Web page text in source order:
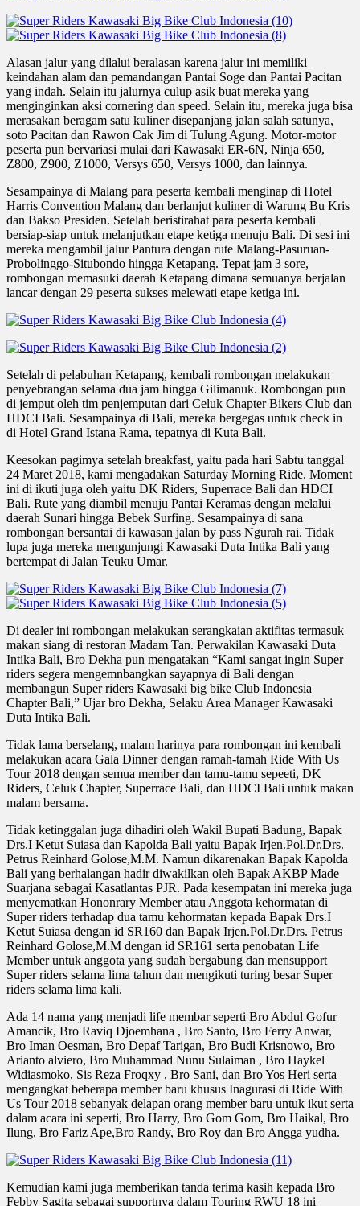
Alasan jalur yang dilalui beralasan karena jalur ini memiliki
keindahan alam dan pemandangan Pantai Soge dan Pantai Pacitan
yang indah. Selain itu jalurnya culup asik buat mereka yang
menginginkan aksi cornering dan speed. Selain itu, mereka juga bisa
merasakan beragam satu kuliner disepanjang jalan salah satunya,
soto Pacitan dan Rawon Cak Jim di Tulung Agung. Motor-motor
peserta pun bervariasi mulai dari Kawasaki ER-6N, Ninja 650,
Z800, Z900, Z1000, Versys 650, Versys 1000, dan lainnya.
Sesampainya di Malang para peserta kembali menginap di Hotel
Harris Convention Malang dan berlanjut kuliner di Warung Bu Kris
dan Bakso Presiden. Setelah beristirahat para peserta kembali
bersiap-siap untuk melanjutkan etape ketiga menuju Bali. Di sesi ini
mereka mengambil jalur Pantura dengan rute Malang-Pasuruan-
Probolinggo-Situbondo hingga Ketapang. Tepat jam 3 sore,
rombongan memasuki daerah Ketapang dimana semuanya berjalan
lancar dengan 29 peserta sukses melewati etape ketiga ini.
Setelah di pelabuhan Ketapang, kembali rombongan melakukan
penyebrangan selama dua jam hingga Gilimanuk. Rombongan pun
di jemput oleh tim penjemputan dari Celuk Chapter Bikers Club dan
HDCI Bali. Sesampainya di Bali, mereka bergegas untuk check in
di Hotel Grand Istana Rama, tepatnya di Kuta Bali.
Keesokan pagimya setelah breakfast, yaitu pada hari Sabtu tanggal
24 Maret 2018, kami mengadakan Saturday Morning Ride. Moment
ini di ikuti juga oleh yaitu DK Riders, Superrace Bali dan HDCI
Bali. Rute yang diambil menuju Pantai Keramas dengan melalui
daerah Sunari hingga Bebek Surfing. Sesampainya di sana
rombongan bersantai di kawasan jalan by pass Ngurah rai. Tidak
lupa juga mereka mengunjungi Kawasaki Duta Intika Bali yang
bertempat di Jalan Teuku Umar.
Di dealer ini rombongan melakukan serangkaian aktifitas termasuk
makan siang di restoran Madam Tan. Perwakilan Kawasaki Duta
Intika Bali, Bro Dekha pun mengatakan “Kami sangat ingin Super
riders segera mengemnbangkan sayapnya di Bali dengan
membangun Super riders Kawasaki big bike Club Indonesia
Chapter Bali,” Ujar bro Dekha, Selaku Area Manager Kawasaki
Duta Intika Bali.
Tidak lama berselang, malam harinya para rombongan ini kembali
melakukan acara Gala Dinner dengan ramah-tamah Ride With Us
Tour 2018 dengan semua member dan tamu-tamu sepeeti, DK
Riders, Celuk Chapter, Superrace Bali, dan HDCI Bali untuk makan
malam bersama.
Tidak ketinggalan juga dihadiri oleh Wakil Bupati Badung, Bapak
Drs.I Ketut Suiasa dan Kapolda Bali yaitu Bapak Irjen.Pol.Dr.Drs.
Petrus Reinhard Golose,M.M. Namun dikarenakan Bapak Kapolda
Bali yang berhalangan hadir diwakilkan oleh Bapak AKBP Made
Suarjana sebagai Kasatlantas PJR. Pada kesempatan ini mereka juga
menyematkan Hononrary Member atau Anggota kehormatan di
Super riders terhadap dua tamu kehormatan kepada Bapak Drs.I
Ketut Suiasa dengan id SR160 dan Bapak Irjen.Pol.Dr.Drs. Petrus
Reinhard Golose,M.M dengan id SR161 serta penobatan Life
Member untuk anggota yang sudah bergabung dan mensupport
Super riders selama lima tahun dan mengikuti turing besar Super
riders selama lima kali.
Ada 14 nama yang menjadi life membar seperti Bro Abdul Gofur
Amancik, Bro Raviq Djoemhana , Bro Santo, Bro Ferry Anwar,
Bro Iman Oesman, Bro Depaf Tarigan, Bro Budi Krisnowo, Bro
Arianto alviero, Bro Muhammad Nunu Sulaiman , Bro Haykel
Widiasmoko, Sis Reza Froqxy , Bro Sani, dan Bro Yos Heri serta
mengangkat beberapa member baru khusus Inagurasi di Ride With
Us Tour 2018 sebanyak delapan orang member baru untuk ikut serta
dalam acara ini seperti, Bro Harry, Bro Gom Gom, Bro Haikal, Bro
Ilung, Bro Fariz Ape,Bro Randy, Bro Roy dan Bro Angga yudha.
Kemudian kami juga memberikan tanda terima kasih kepada Bro
Febby Sagita sebagai supportnya dalam Touring RWU 18 ini